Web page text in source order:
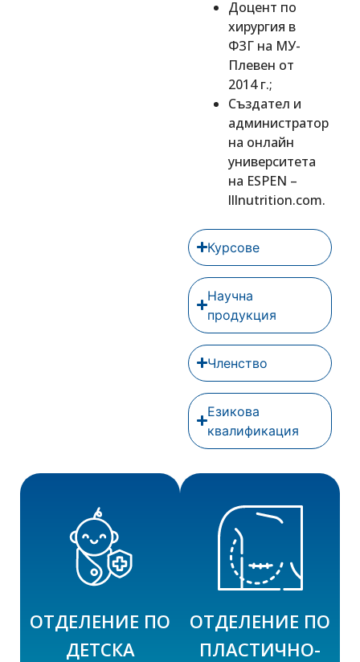
Доцент по
хирургия в
ФЗГ на МУ-
Плевен от
2014 г.;
Създател и
администратор
на онлайн
университета
на ESPEN –
lllnutrition.com.
Курсове
Научна
продукция
Членство
Езикова
квалификация
ОТДЕЛЕНИЕ ПО
ДЕТСКА
ОТДЕЛЕНИЕ ПО
ПЛАСТИЧНО-